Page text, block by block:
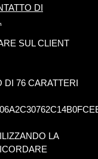
DI
SUL CLIENT
DI 76 CARATTERI
LA